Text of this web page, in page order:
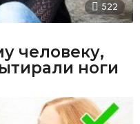
522
человеку,
ноги